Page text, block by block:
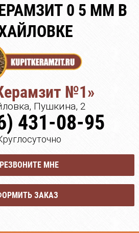
0 5 ММ В
№1»
Пушкина, 2
431-08-95
МНЕ
ЗАКАЗ